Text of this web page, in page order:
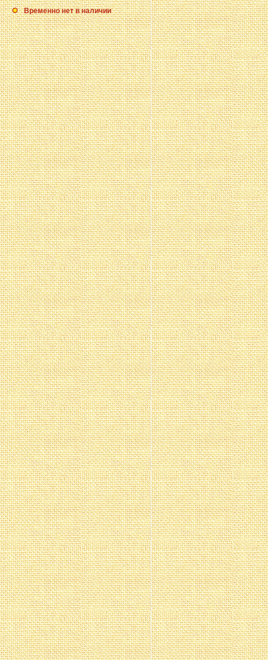
Временно нет в наличии